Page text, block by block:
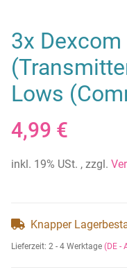
3x
Lows
4,99 €
inkl. 19% USt. , zzgl.
Knapper
Lieferzeit: 2 - 4 Werktage (DE -